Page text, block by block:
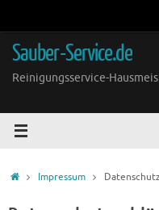
springen
Sauber-Service.de
Reinigungsservice-
StartImpressum